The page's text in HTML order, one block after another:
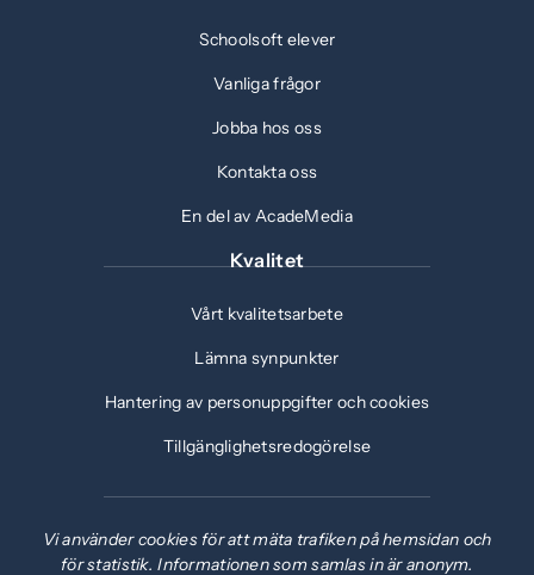
Schoolsoft elever
Vanliga frågor
Jobba hos oss
Kontakta oss
En del av AcadeMedia
Kvalitet
Vårt kvalitetsarbete
Lämna synpunkter
Hantering av personuppgifter och cookies
Tillgänglighetsredogörelse
Vi använder cookies för att mäta trafiken på hemsidan och
för statistik. Informationen som samlas in är anonym.